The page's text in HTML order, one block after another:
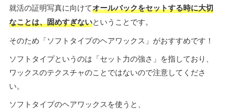
就活の証明写真に向けてオールバックをセットする時に大切
なことは、固めすぎないということです。
そのため「ソフトタイプのヘアワックス」がおすすめです！
ソフトタイプというのは「セット力の強さ」を指しており、
ワックスのテクスチャのことではないので注意してくださ
い。
ソフトタイプのヘアワックスを使うと、